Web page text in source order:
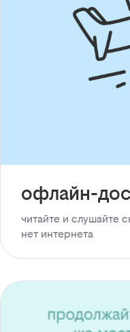
офлайн-
читайте и слушайте
нет интернета